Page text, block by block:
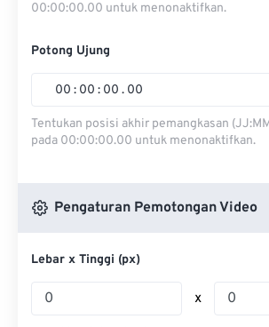
00:00:00.00 untuk menonaktifkan.
Potong Ujung
00 : 00 : 00 . 00
Tentukan posisi akhir pemangkasan
pada 00:00:00.00 untuk menonaktifkan.
Pengaturan Pemotongan Video
Lebar x Tinggi (px)
x